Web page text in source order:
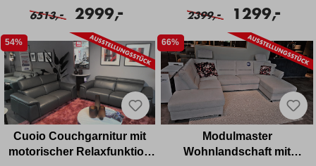
6513,- 2999,
- 2399,- 1299,
-
54%
Cuoio Couchgarnitur mit
motorischer Relaxfunktion
66%
Modulmaster
Wohnlandschaft mit